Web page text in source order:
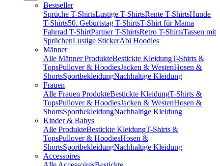
Bestseller
Sprüche T-ShirtsLustige T-ShirtsRente T-ShirtsHunde
T-Shirts50. Geburtstag T-ShirtsT-Shirt für Mama
Fahrrad T-ShirtPartner T-ShirtsRetro T-ShirtsTassen mit
SprüchenLustige StickerAbi Hoodies
Männer
Alle Männer ProdukteBestickte KleidungT-Shirts &
TopsPullover & HoodiesJacken & WestenHosen &
ShortsSportbekleidungNachhaltige Kleidung
Frauen
Alle Frauen ProdukteBestickte KleidungT-Shirts &
TopsPullover & HoodiesJacken & WestenHosen &
ShortsSportbekleidungNachhaltige Kleidung
Kinder & Babys
Alle ProdukteBestickte KleidungT-Shirts &
TopsPullover & HoodiesHosen &
ShortsSportbekleidungNachhaltige Kleidung
Accessoires